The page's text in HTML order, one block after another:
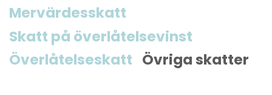
Mervärdesskatt
Skatt på överlåtelsevinst
Överlåtelseskatt Övriga skatter